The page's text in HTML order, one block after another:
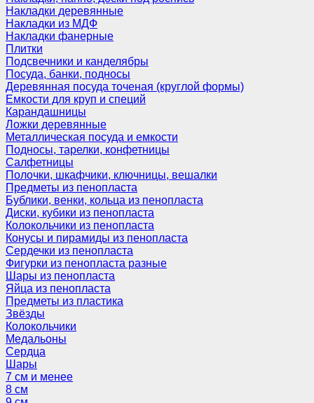
Накладки деревянные
Накладки из МДФ
Накладки фанерные
Плитки
Подсвечники и канделябры
Посуда, банки, подносы
Деревянная посуда точеная (круглой формы)
Емкости для круп и специй
Карандашницы
Ложки деревянные
Металлическая посуда и емкости
Подносы, тарелки, конфетницы
Салфетницы
Полочки, шкафчики, ключницы, вешалки
Предметы из пенопласта
Бублики, венки, кольца из пенопласта
Диски, кубики из пенопласта
Колокольчики из пенопласта
Конусы и пирамиды из пенопласта
Сердечки из пенопласта
Фигурки из пенопласта разные
Шары из пенопласта
Яйца из пенопласта
Предметы из пластика
Звёзды
Колокольчики
Медальоны
Сердца
Шары
7 см и менее
8 см